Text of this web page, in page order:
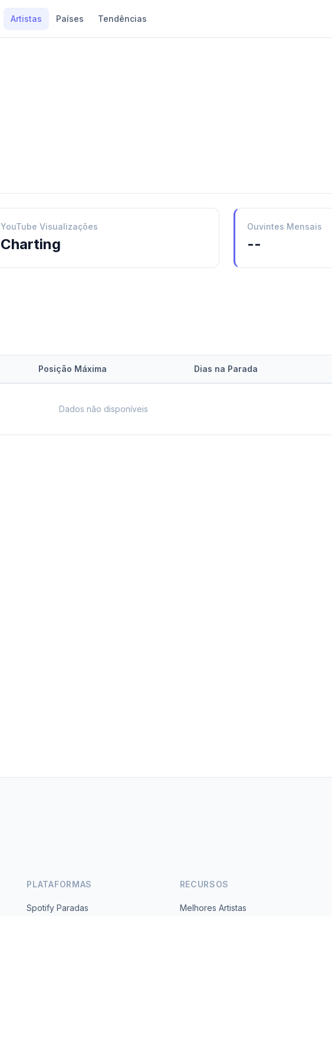
Artistas Países Tendências
YouTube Visualizações
Charting
Ouvintes Mensais
--
Posição Máxima Dias na Parada
Dados não disponíveis
PLATAFORMAS
Spotify Paradas
RECURSOS
Melhores Artistas